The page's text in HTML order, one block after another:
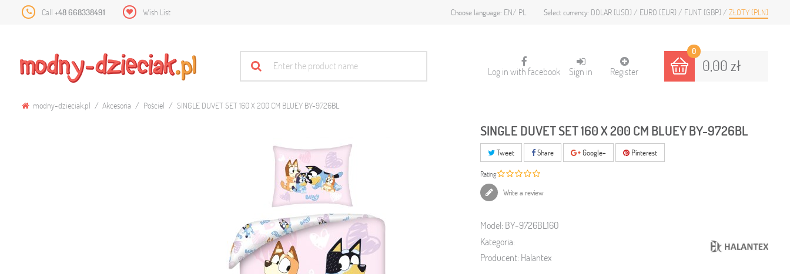
Call +48 668338491 Wish List Select currency: DOLAR (USD) EURO (EUR) FUNT (GBP) ZŁOTY (PLN)
Choose language: EN PL
0
0,00 zł
Sign in Register
Log in with facebook
modny-dzieciak.pl Akcesoria Pościel SINGLE DUVET SET 160 X 200 CM BLUEY BY-9726BL
SINGLE DUVET SET 160 X 200 CM BLUEY BY-9726BL
Tweet Share Google+ Pinterest
Rating
Write a review
Model: BY-9726BL160
Kategoria:
Producent: Halantex